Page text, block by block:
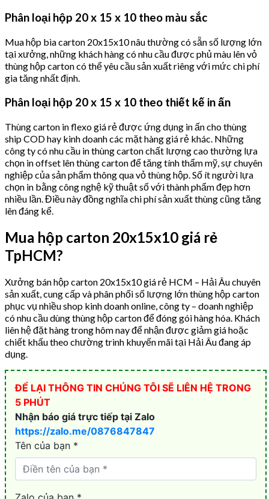
Phân loại hộp 20 x 15 x 10 theo màu sắc
Mua hộp bìa carton 20x15x10 nâu thường có sẵn số lượng lớn
tại xưởng, những khách hàng có nhu cầu được phủ màu lên vỏ
thùng hộp carton có thể yêu cầu sản xuất riêng với mức chi phí
gia tăng nhất định.
Phân loại hộp 20 x 15 x 10 theo thiết kế in ấn
Thùng carton in flexo giá rẻ được ứng dụng in ấn cho thùng
ship COD hay kinh doanh các mặt hàng giá rẻ khác. Những
công ty có nhu cầu in thùng carton chất lượng cao thường lựa
chọn in offset lên thùng carton để tăng tính thẩm mỹ, sự chuyên
nghiệp của sản phẩm thông qua vỏ thùng hộp. Số ít người lựa
chọn in bằng công nghệ kỹ thuật số với thành phẩm đẹp hơn
nhiều lần. Điều này đồng nghĩa chi phí sản xuất thùng cũng tăng
lên đáng kể.
Mua hộp carton 20x15x10 giá rẻ
TpHCM?
Xưởng bán hộp carton 20x15x10 giá rẻ HCM – Hải Âu chuyên
sản xuất, cung cấp và phân phối số lượng lớn thùng hộp carton
phục vụ nhiều shop kinh doanh online, công ty – doanh nghiệp
có nhu cầu dùng thùng hộp carton để đóng gói hàng hóa. Khách
liên hệ đặt hàng trong hôm nay để nhận được giảm giá hoặc
chiết khấu theo chường trình khuyến mãi tại Hải Âu đang áp
dụng.